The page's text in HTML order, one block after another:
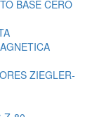
BASE CERO
ZIEGLER-